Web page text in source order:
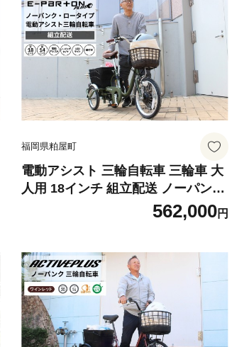
C005
福岡県粕屋町
電動アシスト 三輪自転車 三輪車 大
人用 18インチ 組立配送 ノーパンク
パンクレス パンクしない シニア 高
レゼント 人気 安心 安全 ミムゴ イ
ーパートンプラス BEPN18PN 福岡
県 粕屋町 CC008
562,000円